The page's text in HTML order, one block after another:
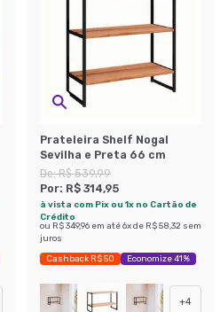
Prateleira Shelf Nogal
Sevilha e Preta 66 cm
De:R$ 539,99
Por: R$ 314,95
à vista com Pix ou 1x no Cartão de
Crédito
ou R$ 349,96 em até6x de R$ 58,32 sem
juros
Cashback R$ 50 Economize 41%
+4